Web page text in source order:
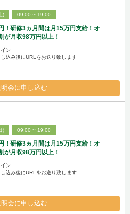
) 09:00 ~ 19:00
！研修3ヵ月間は月15万円支給！オ
が月収98万円以上！
ン
込み後にURLをお送り致します
会に申し込む
) 09:00 ~ 19:00
！研修3ヵ月間は月15万円支給！オ
が月収98万円以上！
ン
込み後にURLをお送り致します
会に申し込む